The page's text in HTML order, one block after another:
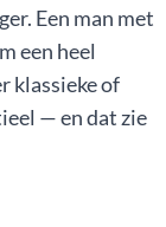
Een man met
een heel
klassieke of
— en dat zie